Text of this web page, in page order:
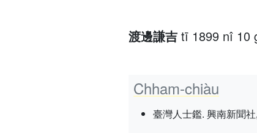
渡邊謙吉 tī 1899 nî 10
Chham-chiàu
臺灣人士鑑. 興南新聞